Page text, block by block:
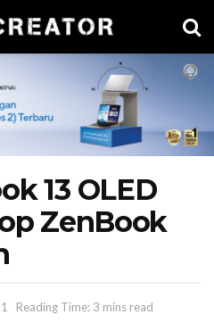
13 OLED
ZenBook
Reading Time: 3 mins read